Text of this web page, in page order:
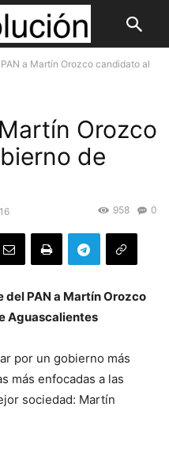
a Martín Orozco candidato al
Orozco
de
0
958
del PAN a Martín Orozco
Aguascalientes
por un gobierno más
más enfocadas a las
sociedad: Martín